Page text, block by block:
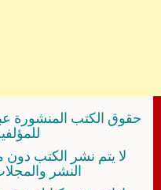
حقوق الكتب المنشورة
لا يتم نشر الكتب
النشر